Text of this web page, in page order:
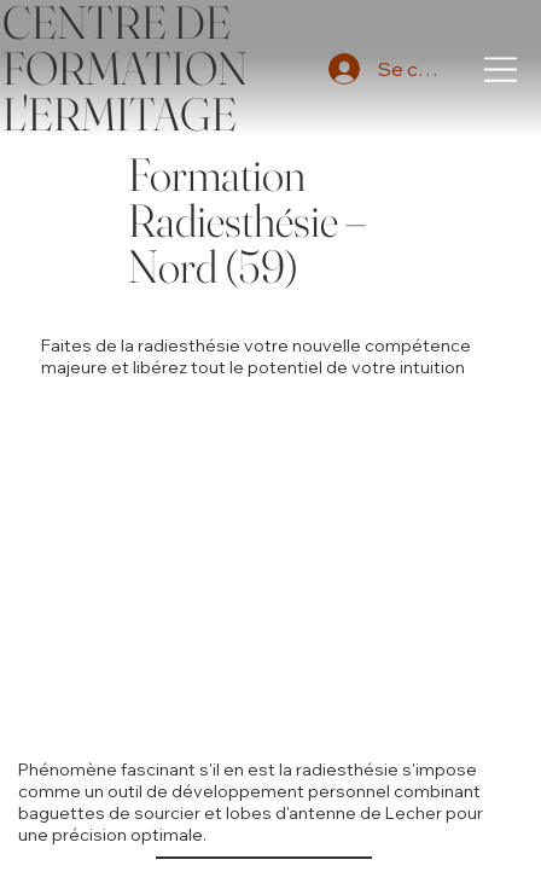
CENTRE DE
FORMATION
L'ERMITAGE
Se connecter
Formation
Radiesthésie –
Nord (59)
Faites de la radiesthésie votre nouvelle compétence
majeure et libérez tout le potentiel de votre intuition
Phénomène fascinant s'il en est la radiesthésie s'impose
comme un outil de développement personnel combinant
baguettes de sourcier et lobes d'antenne de Lecher pour
une précision optimale.